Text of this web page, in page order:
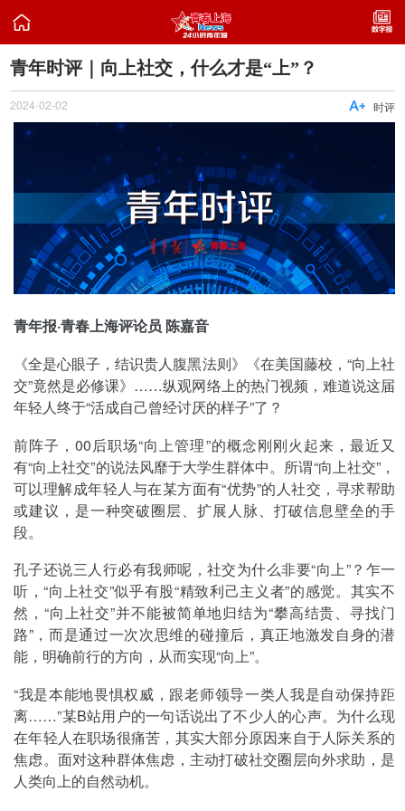

青年时评｜向上社交，什么才是“上”？
2024-02-02 时评

青年报·青春上海评论员 陈嘉音
《全是心眼子，结识贵人腹黑法则》《在美国藤校，“向上社
交”竟然是必修课》……纵观网络上的热门视频，难道说这届
年轻人终于“活成自己曾经讨厌的样子”了？
前阵子，00后职场“向上管理”的概念刚刚火起来，最近又
有“向上社交”的说法风靡于大学生群体中。所谓“向上社交”，
可以理解成年轻人与在某方面有“优势”的人社交，寻求帮助
或建议，是一种突破圈层、扩展人脉、打破信息壁垒的手
段。
孔子还说三人行必有我师呢，社交为什么非要“向上”？乍一
听，“向上社交”似乎有股“精致利己主义者”的感觉。其实不
然，“向上社交”并不能被简单地归结为“攀高结贵、寻找门
路”，而是通过一次次思维的碰撞后，真正地激发自身的潜
能，明确前行的方向，从而实现“向上”。
“我是本能地畏惧权威，跟老师领导一类人我是自动保持距
离……”某B站用户的一句话说出了不少人的心声。为什么现
在年轻人在职场很痛苦，其实大部分原因来自于人际关系的
焦虑。面对这种群体焦虑，主动打破社交圈层向外求助，是
人类向上的自然动机。